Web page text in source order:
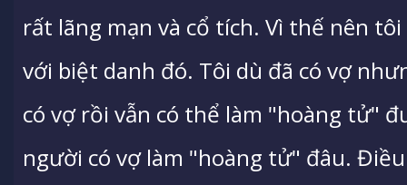
rất lãng mạn và cổ tích. Vì thế nên
với biệt danh đó. Tôi dù đã có vợ
có vợ rồi vẫn có thể làm "hoàng tử"
người có vợ làm "hoàng tử" đâu.